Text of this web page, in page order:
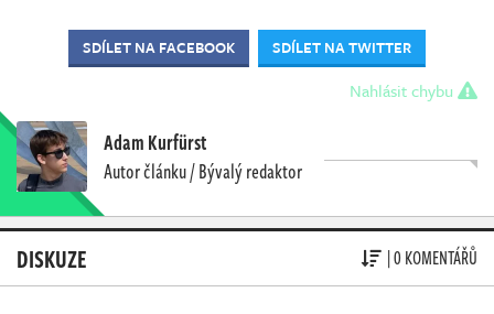
SDÍLET NA FACEBOOK SDÍLET NA TWITTER
Nahlásit chybu
Adam Kurfürst
Autor článku / Bývalý redaktor
DISKUZE | 0 KOMENTÁŘŮ